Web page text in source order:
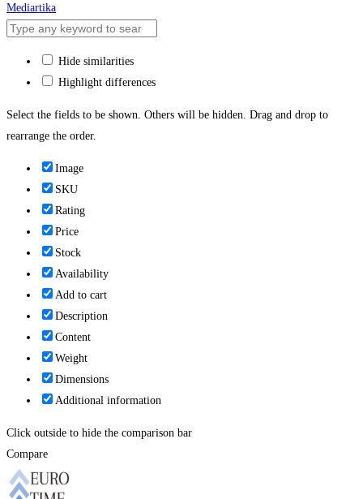
Mediartika
Hide similarities
Highlight differences
Select the fields to be shown. Others will be hidden. Drag and drop to
rearrange the order.
Image
SKU
Rating
Price
Stock
Availability
Add to cart
Description
Content
Weight
Dimensions
Additional information
Click outside to hide the comparison bar
Compare